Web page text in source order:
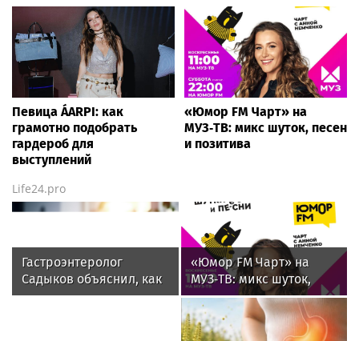
Певица ÁARPI: как
грамотно подобрать
гардероб для
выступлений
«Юмор FM Чарт» на
МУЗ‑ТВ: микс шуток, песен
и позитива
Life24.pro
Гастроэнтеролог
Садыков объяснил, как
сахар в рационе
«Юмор FM Чарт» на
МУЗ‑ТВ: микс шуток,
песен и позитива